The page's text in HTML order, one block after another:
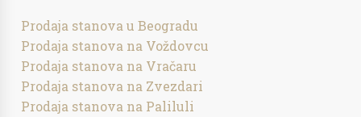
Prodaja stanova u Beogradu
Prodaja stanova na Voždovcu
Prodaja stanova na Vračaru
Prodaja stanova na Zvezdari
Prodaja stanova na Paliluli